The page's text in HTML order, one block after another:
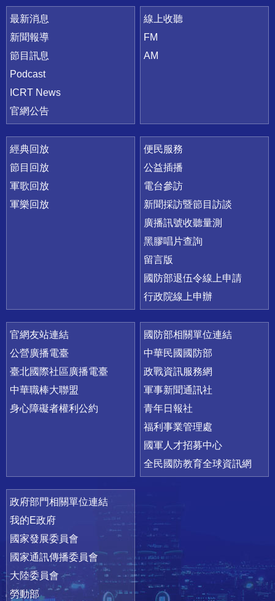
最新消息
新聞報導
節目訊息
Podcast
ICRT News
官網公告
線上收聽
FM
AM
經典回放
節目回放
軍歌回放
軍樂回放
便民服務
公益插播
電台參訪
新聞採訪暨節目訪談
廣播訊號收聽量測
黑膠唱片查詢
留言版
國防部退伍令線上申請
行政院線上申辦
官網友站連結
公營廣播電臺
臺北國際社區廣播電臺
中華職棒大聯盟
身心障礙者權利公約
國防部相關單位連結
中華民國國防部
政戰資訊服務網
軍事新聞通訊社
青年日報社
福利事業管理處
國軍人才招募中心
全民國防教育全球資訊網
政府部門相關單位連結
我的E政府
國家發展委員會
國家通訊傳播委員會
大陸委員會
勞動部